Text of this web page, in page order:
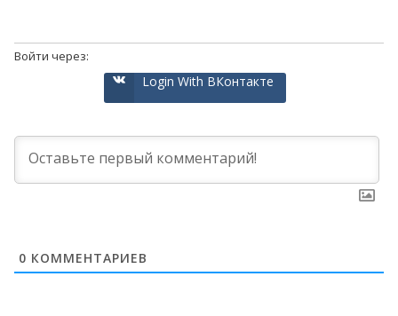
Войти через:
Login With ВКонтакте
0 КОММЕНТАРИЕВ